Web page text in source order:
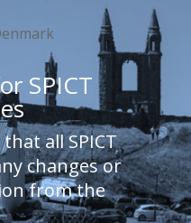
SPICT
all SPICT
changes or
from the